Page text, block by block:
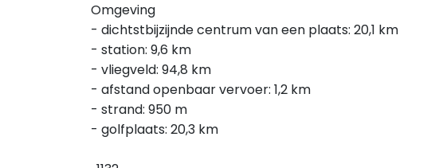
Omgeving
- dichtstbijzijnde centrum van een plaats: 20,1 km
- station: 9,6 km
- vliegveld: 94,8 km
- afstand openbaar vervoer: 1,2 km
- strand: 950 m
- golfplaats: 20,3 km